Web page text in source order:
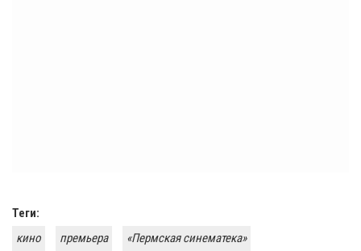
Теги:
кино
премьера «Пермская синематека»